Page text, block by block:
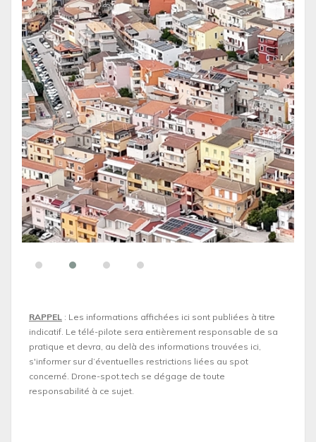
RAPPEL : Les informations affichées ici sont publiées à titre
indicatif. Le télé-pilote sera entièrement responsable de sa
pratique et devra, au delà des informations trouvées ici,
s'informer sur d’éventuelles restrictions liées au spot
concerné. Drone-spot.tech se dégage de toute
responsabilité à ce sujet.